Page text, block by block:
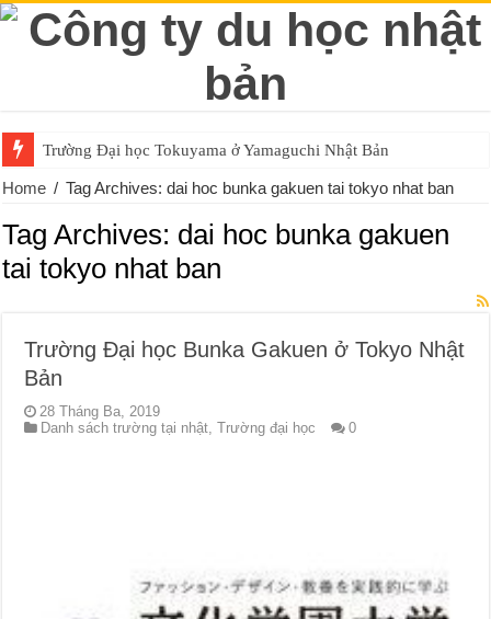
Trường Đại học Tokuyama ở Yamaguchi Nhật Bản
Home / Tag Archives: dai hoc bunka gakuen tai tokyo nhat ban
Tag Archives: dai hoc bunka gakuen
tai tokyo nhat ban
Trường Đại học Bunka Gakuen ở Tokyo Nhật
Bản
28 Tháng Ba, 2019
Danh sách trường tại nhật,Trường đại học 0